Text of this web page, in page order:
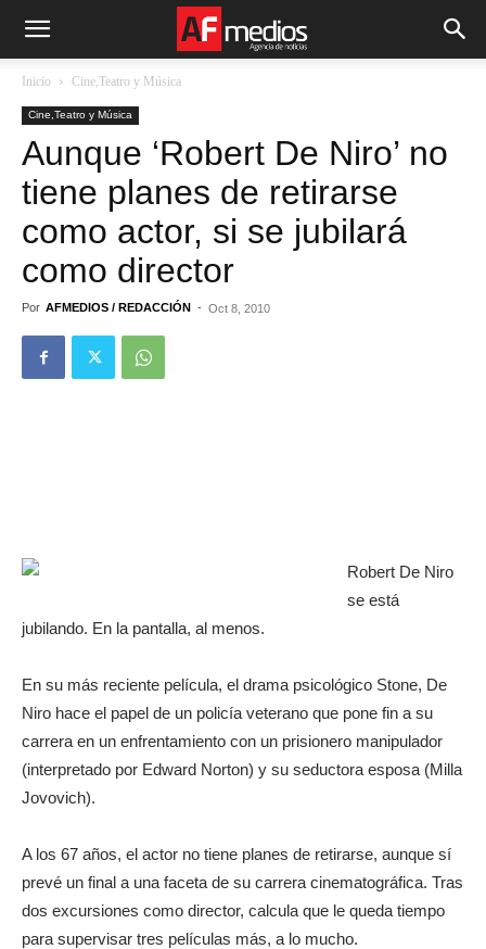
Inicio Cine,Teatro y Música
Cine,Teatro y Música
Aunque ‘Robert De Niro’ no
tiene planes de retirarse
como actor, si se jubilará
como director
Por AFMEDIOS / REDACCIÓN - Oct 8, 2010
Robert De Niro
se está
jubilando. En la pantalla, al menos.
En su más reciente película, el drama psicológico Stone, De
Niro hace el papel de un policía veterano que pone fin a su
carrera en un enfrentamiento con un prisionero manipulador
(interpretado por Edward Norton) y su seductora esposa (Milla
Jovovich).
A los 67 años, el actor no tiene planes de retirarse, aunque sí
prevé un final a una faceta de su carrera cinematográfica. Tras
dos excursiones como director, calcula que le queda tiempo
para supervisar tres películas más, a lo mucho.